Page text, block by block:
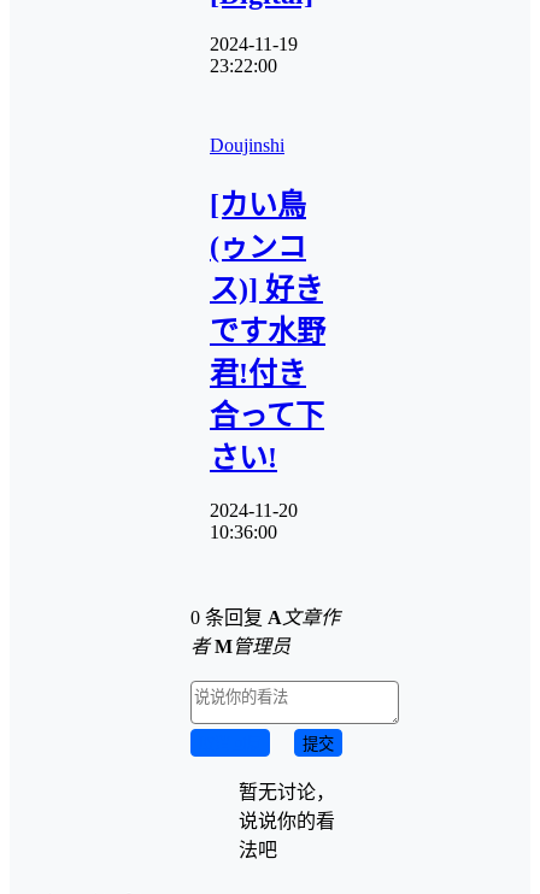
2024-11-19
23:22:00
Doujinshi
[カい鳥
(ゥンコ
ス)] 好き
です水野
君!付き
合って下
さい!
2024-11-20
10:36:00
0 条回复 A 文章作
者 M管理员
提交
暂无讨论，
说说你的看
法吧